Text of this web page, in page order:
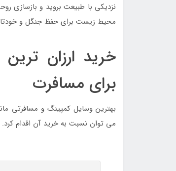
نزدیکی با طبیعت بروید و بازسازی
محیط زیست برای حفظ جنگل و
خرید ارزان
برای مسافرت
بهترین وسایل کمپینگ و مسافرتی
می توان نسبت به خرید آن اقدام کرد.